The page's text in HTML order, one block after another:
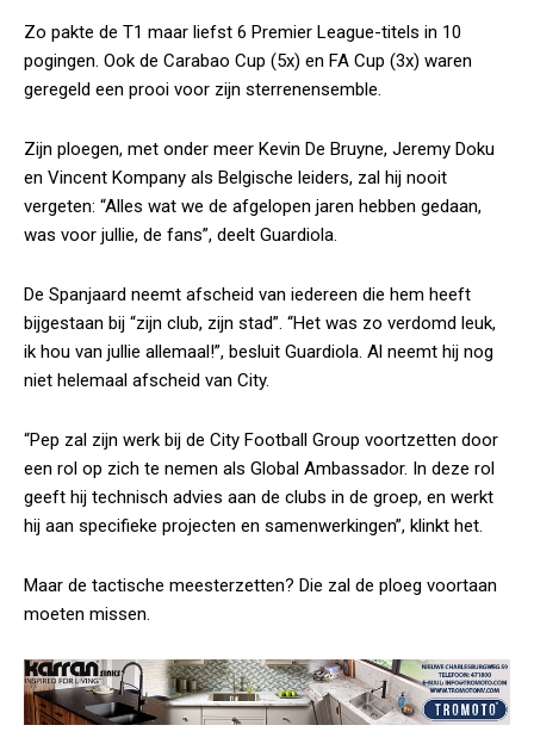
Zo pakte de T1 maar liefst 6 Premier League-titels in 10
pogingen. Ook de Carabao Cup (5x) en FA Cup (3x) waren
geregeld een prooi voor zijn sterrenensemble.
Zijn ploegen, met onder meer Kevin De Bruyne, Jeremy Doku
en Vincent Kompany als Belgische leiders, zal hij nooit
vergeten: “Alles wat we de afgelopen jaren hebben gedaan,
was voor jullie, de fans”, deelt Guardiola.
De Spanjaard neemt afscheid van iedereen die hem heeft
bijgestaan bij “zijn club, zijn stad”. “Het was zo verdomd leuk,
ik hou van jullie allemaal!”, besluit Guardiola. Al neemt hij nog
niet helemaal afscheid van City.
“Pep zal zijn werk bij de City Football Group voortzetten door
een rol op zich te nemen als Global Ambassador. In deze rol
geeft hij technisch advies aan de clubs in de groep, en werkt
hij aan specifieke projecten en samenwerkingen”, klinkt het.
Maar de tactische meesterzetten? Die zal de ploeg voortaan
moeten missen.